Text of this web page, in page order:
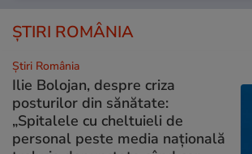
ȘTIRI ROMÂNIA
Știri România
Ilie Bolojan, despre criza
posturilor din sănătate:
„Spitalele cu cheltuieli de
personal peste media națională